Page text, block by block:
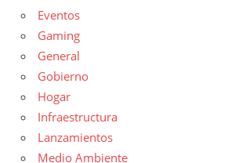
Eventos
Gaming
General
Gobierno
Hogar
Infraestructura
Lanzamientos
Medio Ambiente